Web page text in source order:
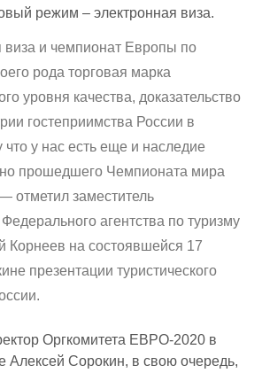
режим – электронная виза.
виза и чемпионат Европы по
рода торговая марка
уровня качества, доказательство
гостеприимства России в
что у нас есть еще и наследие
прошедшего Чемпионата мира
отметил заместитель
агентства по туризму
Корнеев на состоявшейся 17
презентации туристического
Оргкомитета ЕВРО-2020 в
Алексей Сорокин, в свою очередь,